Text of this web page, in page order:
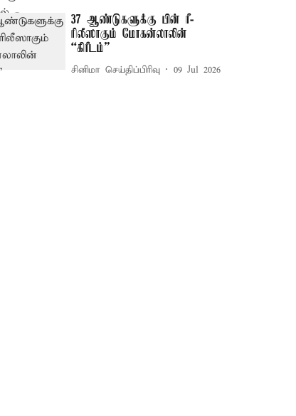
37 ஆண்டுகளுக்கு பின் ரீ-
ரிலீஸாகும் மோகன்லாலின்
“கிரீடம்”
சினிமா செய்திப்பிரிவு 09 Jul 2026